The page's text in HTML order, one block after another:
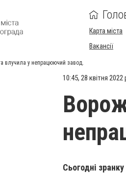
Карта міста
Вакансії
влучила у непрацюючий завод.
10:45, 28 квітня 2022
Сьогодні